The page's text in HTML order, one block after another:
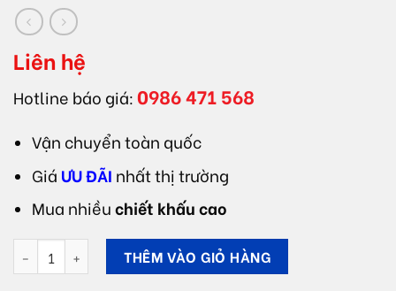
Liên hệ
Hotline báo giá:0986 471 568
Vận chuyển toàn quốc
Giá ƯU ĐÃI nhất thị trường
Mua nhiềuchiết khấu cao
Dầu rãnh trượt OIL TECH SLIDEWAY số lượng
THÊM VÀO GIỎ HÀNG